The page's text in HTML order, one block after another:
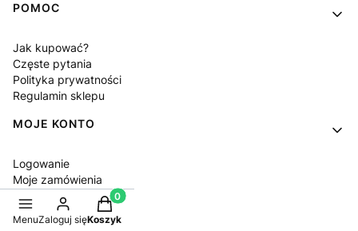
POMOC
Jak kupować?
Częste pytania
Polityka prywatności
Regulamin sklepu
MOJE KONTO
Logowanie
Moje zamówienia
Przechowalnia
Ustawienia konta
MenuZaloguj się
Produkty w koszyku: 0. Zobacz szczegóły
Koszyk